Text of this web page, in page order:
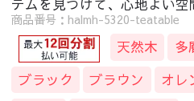
テムを見つけて、心地よい空
商品番号：halmh-5320-teatable
天然木 多
ブラック
ブラウン オレ